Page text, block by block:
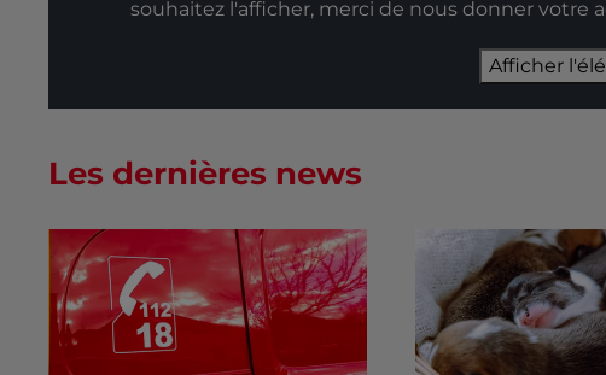
souhaitez l'afficher, merci de nous donner votre
Afficher
Les dernières news